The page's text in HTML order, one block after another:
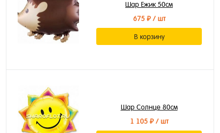
Шар Ежик 50см
675 ₽/ шт
В корзину
Шар Солнце 80см
1 105 ₽/ шт